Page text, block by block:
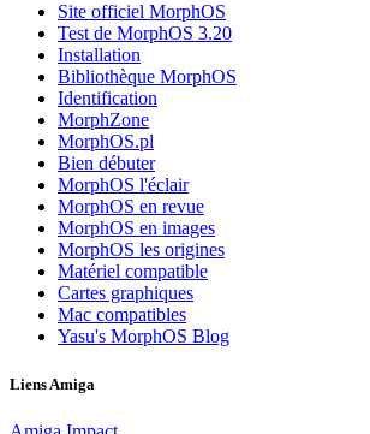
Site officiel MorphOS
Test de MorphOS 3.20
Installation
Bibliothèque MorphOS
Identification
MorphZone
MorphOS.pl
Bien débuter
MorphOS l'éclair
MorphOS en revue
MorphOS en images
MorphOS les origines
Matériel compatible
Cartes graphiques
Mac compatibles
Yasu's MorphOS Blog
Liens Amiga